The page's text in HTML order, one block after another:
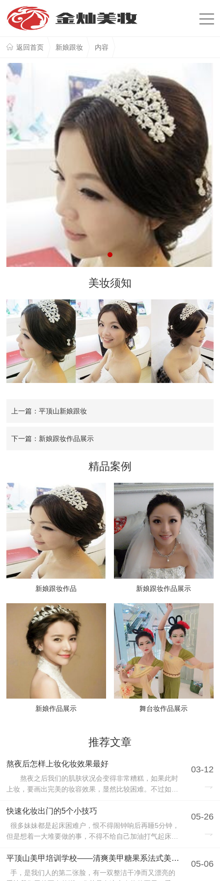
返回首页 新娘跟妆 内容
美妆须知
上一篇：平顶山新娘跟妆
下一篇：新娘跟妆作品展示
精品案例
新娘跟妆作品 新娘跟妆作品展示
新娘作品展示 舞台妆作品展示
推荐文章
熬夜后怎样上妆化妆效果最好
熬夜之后我们的肌肤状况会变得非常糟糕，如果此时
上妆，要画出完美的妆容效果，显然比较困难。不过如果
下面平顶山化妆学校就来教大家熬夜后怎么样上妆效果最
好吧。 对于熬夜后的肌肤，在化妆前最好先做急救护
理，方法就是敷面膜。由于肌肤熬夜后通常都会丢...
03-12
快速化妆出门的5个小技巧
很多妹妹都是起床困难户，恨不得闹钟响后再睡5分钟，
但是想着一大堆要做的事，不得不给自己加油打气起床来
快速出门，节约时间睡懒觉。 1、化妆时预先把所有工具
按照顺序排列整齐，化起妆来更得心应手不慌乱。 2、一
05-26
平顶山美甲培训学校——清爽美甲糖果系法式美甲！
手，是我们人的第二张脸，有一双整洁干净而又漂亮的
05-06